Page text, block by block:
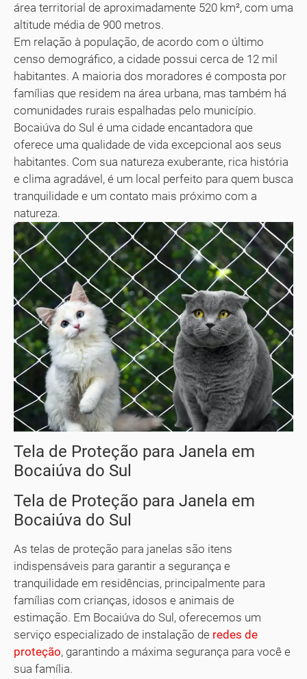
área territorial de aproximadamente 520 km², com uma
altitude média de 900 metros.
Em relação à população, de acordo com o último
censo demográfico, a cidade possui cerca de 12 mil
habitantes. A maioria dos moradores é composta por
famílias que residem na área urbana, mas também há
comunidades rurais espalhadas pelo município.
Bocaiúva do Sul é uma cidade encantadora que
oferece uma qualidade de vida excepcional aos seus
habitantes. Com sua natureza exuberante, rica história
e clima agradável, é um local perfeito para quem busca
tranquilidade e um contato mais próximo com a
natureza.
Tela de Proteção para Janela em
Bocaiúva do Sul
Tela de Proteção para Janela em
Bocaiúva do Sul
As telas de proteção para janelas são itens
indispensáveis para garantir a segurança e
tranquilidade em residências, principalmente para
famílias com crianças, idosos e animais de
estimação. Em Bocaiúva do Sul, oferecemos um
serviço especializado de instalação de redes de
proteção, garantindo a máxima segurança para você e
sua família.